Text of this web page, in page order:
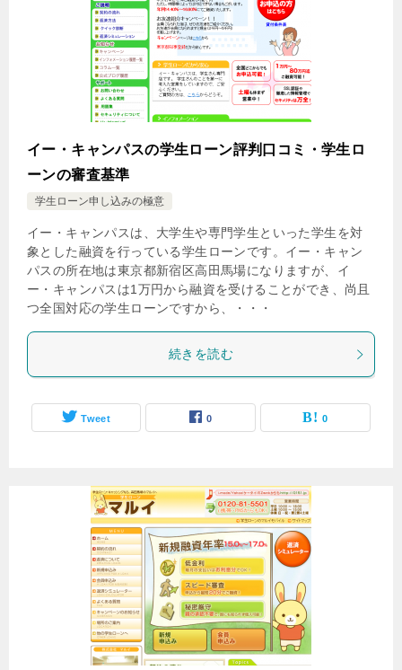
イー・キャンパスの学生ローン評判口コミ・学生ロ
ーンの審査基準
学生ローン申し込みの極意
イー・キャンパスは、大学生や専門学生といった学生を対
象とした融資を行っている学生ローンです。イー・キャン
パスの所在地は東京都新宿区高田馬場になりますが、イ
ー・キャンパスは1万円から融資を受けることができ、尚且
つ全国対応の学生ローンですから、・・・
続きを読む
Tweet 0 0